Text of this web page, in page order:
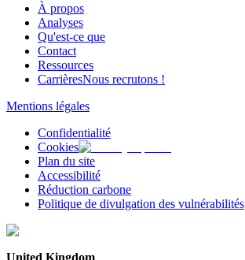
À propos
Analyses
Qu'est-ce que
Contact
Ressources
CarrièresNous recrutons !
Mentions légales
Confidentialité
Cookies
Plan du site
Accessibilité
Réduction carbone
Politique de divulgation des vulnérabilités
United Kingdom